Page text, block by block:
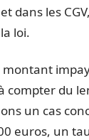
dans les
loi.
montant
compter du
un cas
euros, un